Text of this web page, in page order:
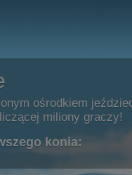
ośrodkiem
miliony graczy!
konia: